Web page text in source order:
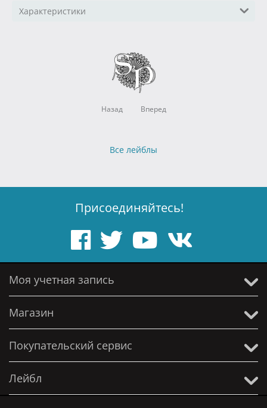
Характеристики
Назад Вперед
Все лейблы
Присоединяйтесь!
Моя учетная запись
Магазин
Покупательский сервис
Лейбл